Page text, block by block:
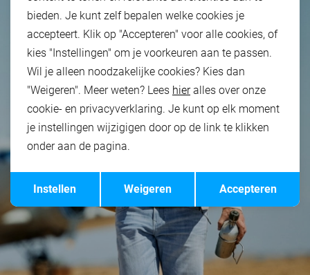
Opslaan
bieden. Je kunt zelf bepalen welke cookies je
accepteert. Klik op "Accepteren" voor alle cookies, of
kies "Instellingen" om je voorkeuren aan te passen.
Wil je alleen noodzakelijke cookies? Kies dan
"Weigeren". Meer weten? Lees hieralles over onze
cookie- en privacyverklaring. Je kunt op elk moment
je instellingen wijzigigen door op de link te klikken
onder aan de pagina.
Accepteren
Weigeren
Instellen